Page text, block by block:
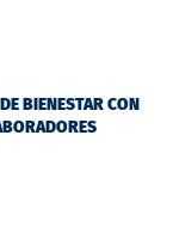
BIENESTAR CON